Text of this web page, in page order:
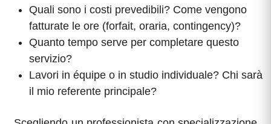
Quali sono i costi prevedibili? Come vengono
fatturate le ore (forfait, oraria, contingency)?
Quanto tempo serve per completare questo
servizio?
Lavori in équipe o in studio individuale? Chi sarà
il mio referente principale?